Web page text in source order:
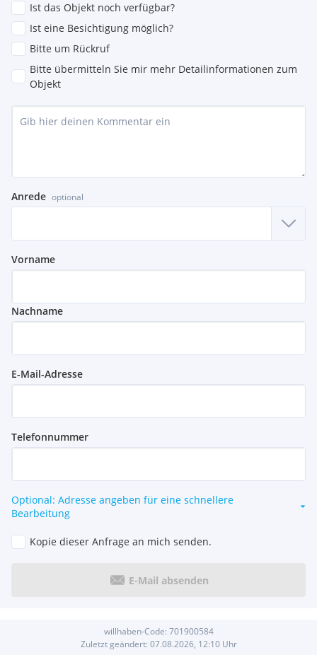
Ist das Objekt noch verfügbar?
Ist eine Besichtigung möglich?
Bitte um Rückruf
Bitte übermitteln Sie mir mehr Detailinformationen zum
Objekt
Anrede optional
Vorname
Nachname
E-Mail-Adresse
Telefonnummer
Optional: Adresse angeben für eine schnellere
Bearbeitung
Kopie dieser Anfrage an mich senden.
E-Mail absenden
willhaben-Code: 701900584
Zuletzt geändert: 07.08.2026, 12:10Uhr